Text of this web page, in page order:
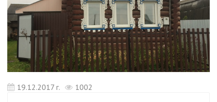
19.12.2017 г. 1002